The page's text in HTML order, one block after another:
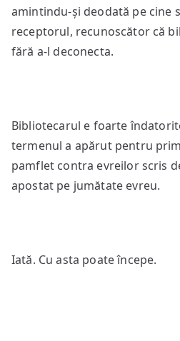
amintindu-și deodată pe cine
receptorul, recunoscător că
fără a-l deconecta.
Bibliotecarul e foarte
termenul a apărut pentru
pamflet contra evreilor scris
apostat pe jumătate evreu.
Iată. Cu asta poate începe.